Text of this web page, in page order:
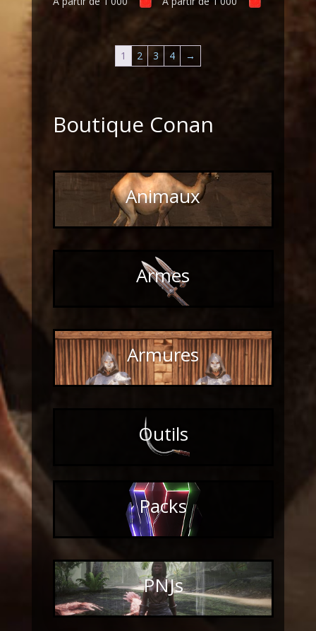
1 2 3 4 →
Boutique Conan
Animaux
Armes
Armures
Outils
Packs
PNJs